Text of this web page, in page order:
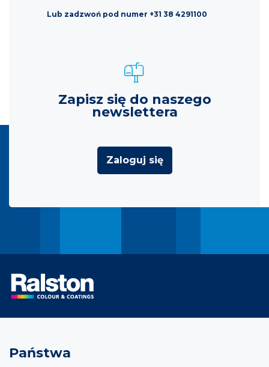
Lub zadzwoń pod numer +31 38 4291100
Zapisz się do naszego
newslettera
Zaloguj się
Państwa